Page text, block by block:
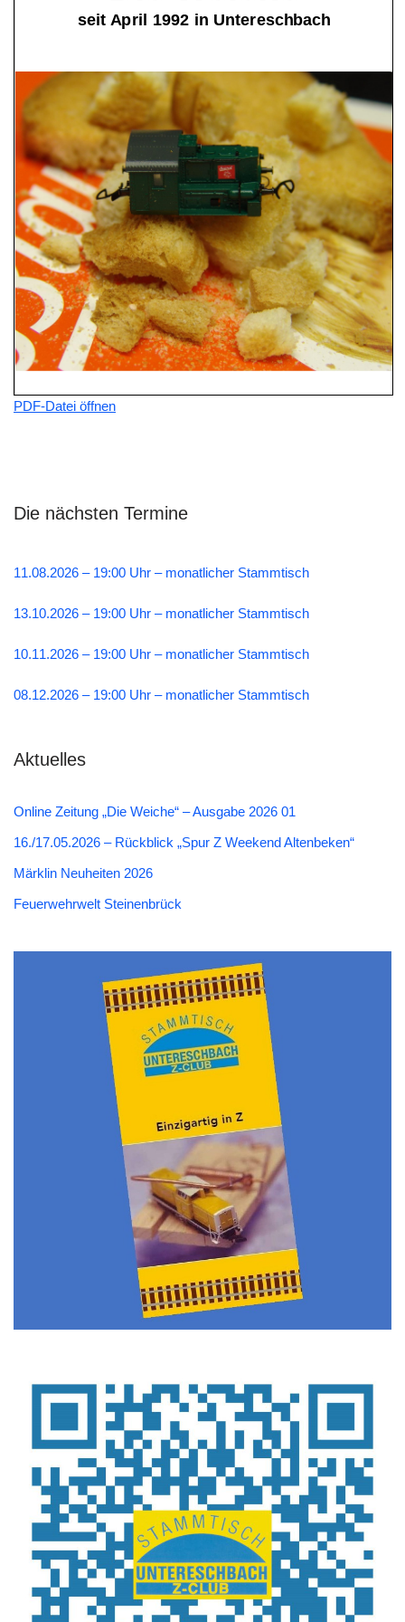
PDF-Datei öffnen
Die nächsten Termine
11.08.2026 – 19:00 Uhr – monatlicher Stammtisch
13.10.2026 – 19:00 Uhr – monatlicher Stammtisch
10.11.2026 – 19:00 Uhr – monatlicher Stammtisch
08.12.2026 – 19:00 Uhr – monatlicher Stammtisch
Aktuelles
Online Zeitung „Die Weiche“ – Ausgabe 2026 01
16./17.05.2026 – Rückblick „Spur Z Weekend Altenbeken“
Märklin Neuheiten 2026
Feuerwehrwelt Steinenbrück